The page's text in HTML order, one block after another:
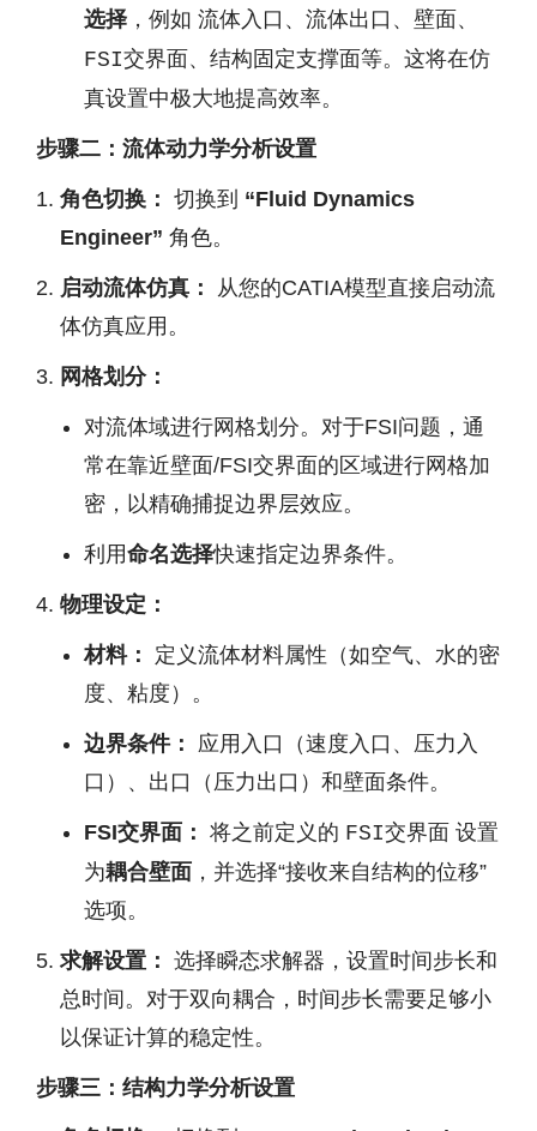
选择 ，例如 流体入口 、 流体出口 、 壁面 、
FSI交界面 、 结构固定支撑面等。这将在仿
真设置中极大地提高效率。
步骤二：流体动力学分析设置
角色切换： 切换到 “Fluid Dynamics
Engineer” 角色。
启动流体仿真：
从您的CATIA模型直接启动流
体仿真应用。
网格划分：
对流体域进行网格划分。对于FSI问题，通
常在靠近壁面/FSI交界面的区域进行网格加
密，以精确捕捉边界层效应。
利用命名选择快速指定边界条件。
物理设定：
材料：
定义流体材料属性（如空气、水的密
度、粘度）。
边界条件：
应用入口（速度入口、压力入
口）、出口（压力出口）和壁面条件。
FSI交界面： 将之前定义的 FSI交界面 设置
为耦合壁面 ，并选择“接收来自结构的位移”
选项。
求解设置： 选择瞬态求解器，设置时间步长和
总时间。对于双向耦合，时间步长需要足够小
以保证计算的稳定性。
步骤三：结构力学分析设置